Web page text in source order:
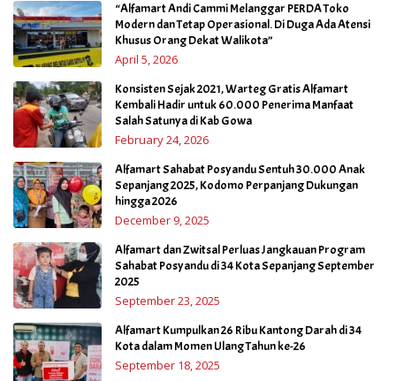
“Alfamart Andi Cammi Melanggar PERDA Toko
Modern dan Tetap Operasional. Di Duga Ada Atensi
Khusus Orang Dekat Walikota”
April 5, 2026
Konsisten Sejak 2021, Warteg Gratis Alfamart
Kembali Hadir untuk 60.000 Penerima Manfaat
Salah Satunya di Kab Gowa
February 24, 2026
Alfamart Sahabat Posyandu Sentuh 30.000 Anak
Sepanjang 2025, Kodomo Perpanjang Dukungan
hingga 2026
December 9, 2025
Alfamart dan Zwitsal Perluas Jangkauan Program
Sahabat Posyandu di 34 Kota Sepanjang September
2025
September 23, 2025
Alfamart Kumpulkan 26 Ribu Kantong Darah di 34
Kota dalam Momen Ulang Tahun ke-26
September 18, 2025